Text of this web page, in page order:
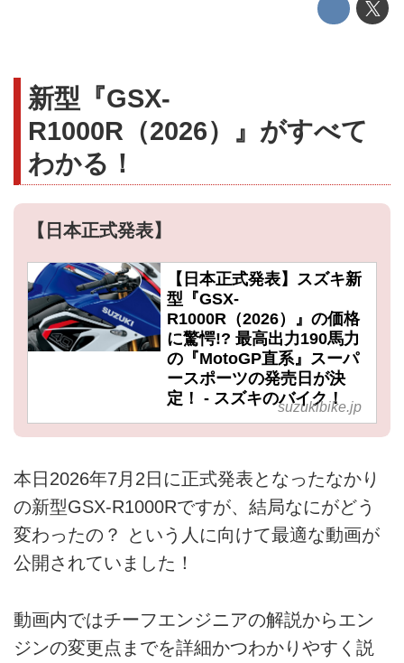
新型『GSX-
R1000R（2026）』がすべて
わかる！
【日本正式発表】
【日本正式発表】スズキ新
型『GSX-
R1000R（2026）』の価格
に驚愕!? 最高出力190馬力
の『MotoGP直系』スーパ
ースポーツの発売日が決
定！ - スズキのバイク！
suzukibike.jp
本日2026年7月2日に正式発表となったなかり
の新型GSX-R1000Rですが、結局なにがどう
変わったの？ という人に向けて最適な動画が
公開されていました！
動画内ではチーフエンジニアの解説からエン
ジンの変更点までを詳細かつわかりやすく説